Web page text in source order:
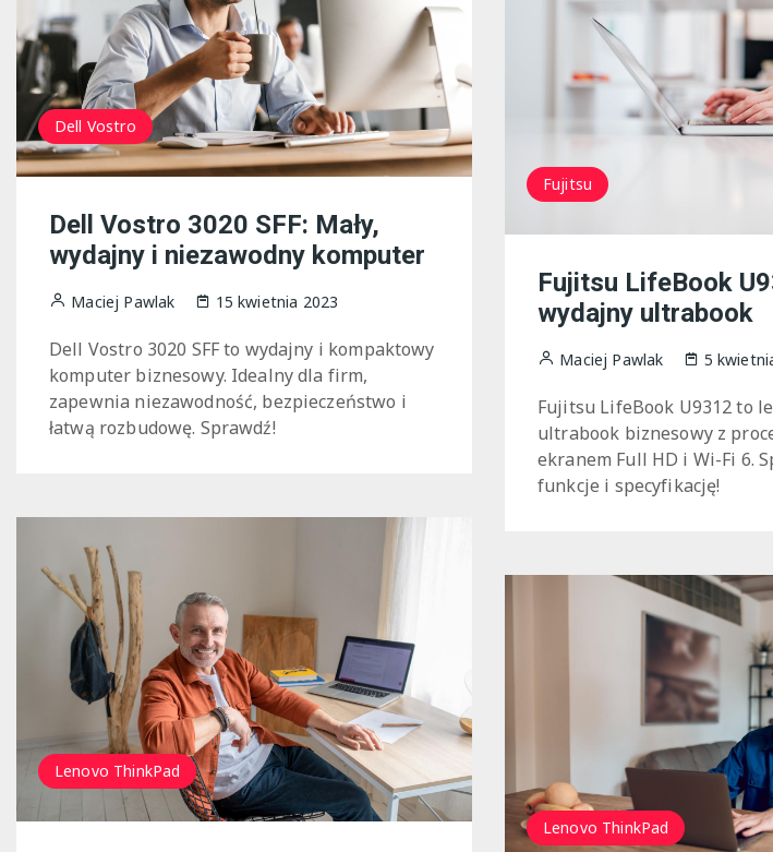
Dell Vostro
Dell Vostro 3020 SFF: Mały,
wydajny i niezawodny komputer
Maciej Pawlak 15 kwietnia 2023
Dell Vostro 3020 SFF to wydajny i kompaktowy
komputer biznesowy. Idealny dla firm,
zapewnia niezawodność, bezpieczeństwo i
łatwą rozbudowę. Sprawdź!
Fujitsu
Fujitsu LifeBook
wydajny ultrabook
Maciej Pawlak 5
Fujitsu LifeBook U9312 to
ultrabook biznesowy z
ekranem Full HD i Wi-Fi 6.
funkcje i specyfikację!
Lenovo ThinkPad
Lenovo ThinkPad